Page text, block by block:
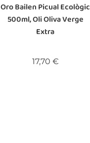
Oro Bailen Picual Ecològic
500ml, Oli Oliva Verge
Extra
17,70 €Preu